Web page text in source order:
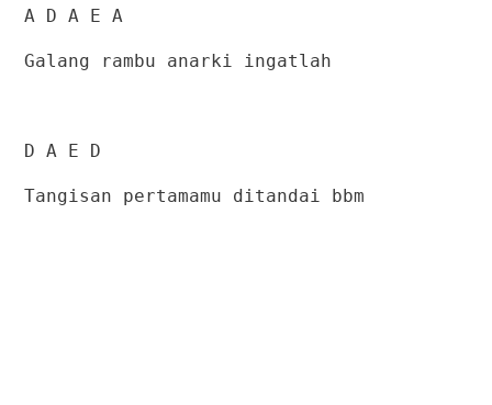
A D A E A
Galang rambu anarki ingatlah
D A E D
Tangisan pertamamu ditandai bbm